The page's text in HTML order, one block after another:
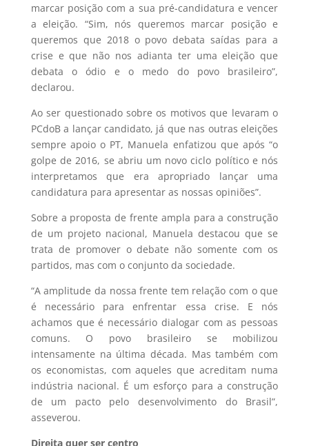
marcar posição com a sua pré-candidatura e vencer
a eleição. “Sim, nós queremos marcar posição e
queremos que 2018 o povo debata saídas para a
crise e que não nos adianta ter uma eleição que
debata o ódio e o medo do povo brasileiro”,
declarou.
Ao ser questionado sobre os motivos que levaram o
PCdoB a lançar candidato, já que nas outras eleições
sempre apoio o PT, Manuela enfatizou que após “o
golpe de 2016, se abriu um novo ciclo político e nós
interpretamos que era apropriado lançar uma
candidatura para apresentar as nossas opiniões”.
Sobre a proposta de frente ampla para a construção
de um projeto nacional, Manuela destacou que se
trata de promover o debate não somente com os
partidos, mas com o conjunto da sociedade.
“A amplitude da nossa frente tem relação com o que
é necessário para enfrentar essa crise. E nós
achamos que é necessário dialogar com as pessoas
comuns. O povo brasileiro se mobilizou
intensamente na última década. Mas também com
os economistas, com aqueles que acreditam numa
indústria nacional. É um esforço para a construção
de um pacto pelo desenvolvimento do Brasil”,
asseverou.
Direita quer ser centro